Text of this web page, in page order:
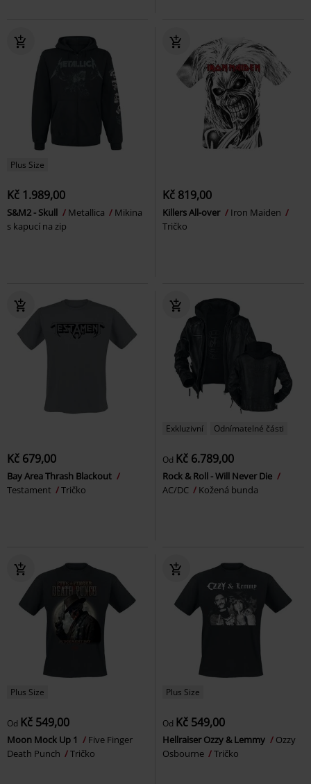
Plus Size
Kč 1.989,00
S&M2 - Skull Metallica
Mikina
s kapucí na zip
Kč 819,00
Killers All-over
Iron Maiden
Tričko
Kč 679,00
Bay Area Thrash Blackout
Testament
Tričko
Exkluzivní Odnímatelné části
Od Kč 6.789,00
Rock & Roll - Will Never Die
AC/DC
Kožená bunda
Plus Size
Od Kč 549,00
Moon Mock Up 1
Five Finger
Death Punch
Tričko
Plus Size
Od Kč 549,00
Hellraiser Ozzy & Lemmy
Ozzy
Osbourne
Tričko